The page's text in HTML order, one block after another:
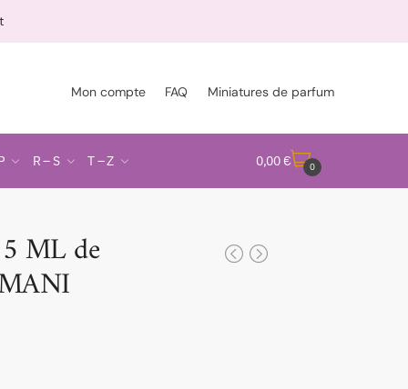
Mon compte FAQ Miniatures de parfum
R – S T – Z 0,00 € 0
ML de